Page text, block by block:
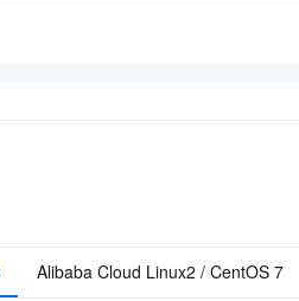
Alibaba Cloud Linux2 / CentOS 7